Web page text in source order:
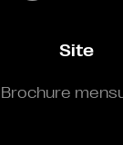
Site
Brochure